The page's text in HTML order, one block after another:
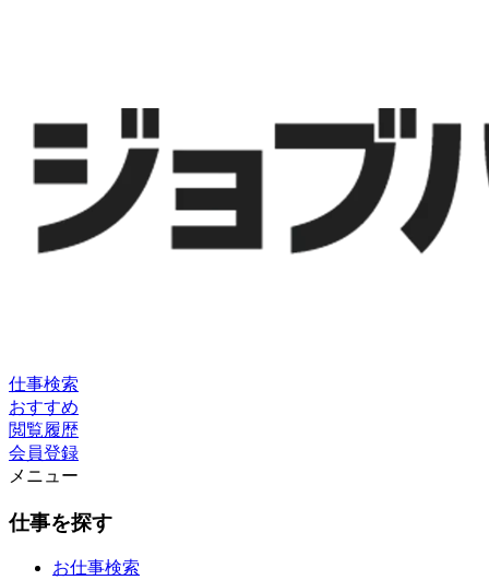
仕事検索
おすすめ
閲覧履歴
会員登録
メニュー
仕事を探す
お仕事検索